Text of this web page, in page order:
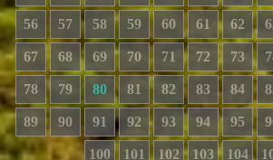
56 57 58 59 60 61 62
67 68 69 70 71 72 73
78 79 80 81 82 83 84
89 90 91 92 93 94 95
100 101 102 103 104